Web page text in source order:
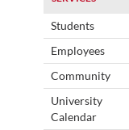
Students
Employees
Community
University
Calendar